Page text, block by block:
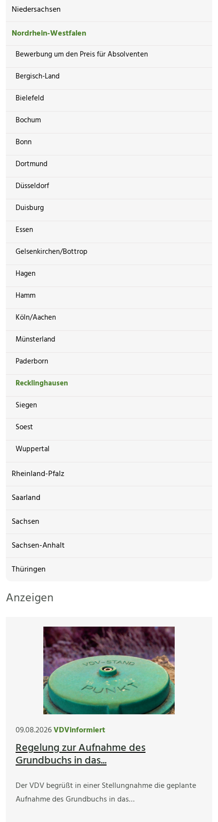
Niedersachsen
Nordrhein-Westfalen
Bewerbung um den Preis für Absolventen
Bergisch-Land
Bielefeld
Bochum
Bonn
Dortmund
Düsseldorf
Duisburg
Essen
Gelsenkirchen/Bottrop
Hagen
Hamm
Köln/Aachen
Münsterland
Paderborn
Recklinghausen
Siegen
Soest
Wuppertal
Rheinland-Pfalz
Saarland
Sachsen
Sachsen-Anhalt
Thüringen
Anzeigen
09.08.2026VDVinformiert
Regelung zur Aufnahme des
Grundbuchs in das...
Der VDV begrüßt in einer Stellungnahme die geplante
Aufnahme des Grundbuchs in das…